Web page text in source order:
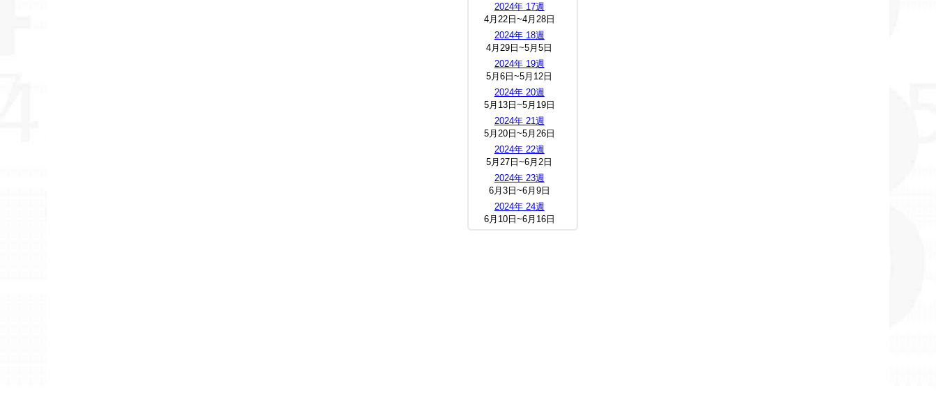
2024年 17週
4月22日~4月28日
2024年 18週
4月29日~5月5日
2024年 19週
5月6日~5月12日
2024年 20週
5月13日~5月19日
2024年 21週
5月20日~5月26日
2024年 22週
5月27日~6月2日
2024年 23週
6月3日~6月9日
2024年 24週
6月10日~6月16日